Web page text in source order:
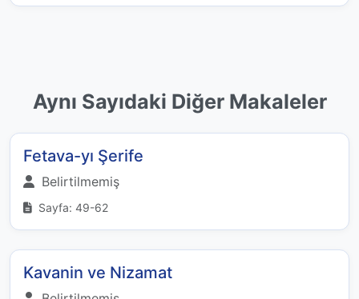
Aynı Sayıdaki Diğer Makaleler
Fetava-yı Şerife
Belirtilmemiş
Sayfa: 49-62
Kavanin ve Nizamat